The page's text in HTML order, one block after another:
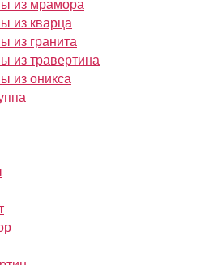
из кварца
из гранита
из травертина
из оникса